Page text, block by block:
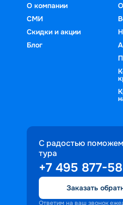
О компании
СМИ
Скидки и акции
Блог
С радостью
тура
+7 495 877-
Заказать
Ответим на ваш звонок